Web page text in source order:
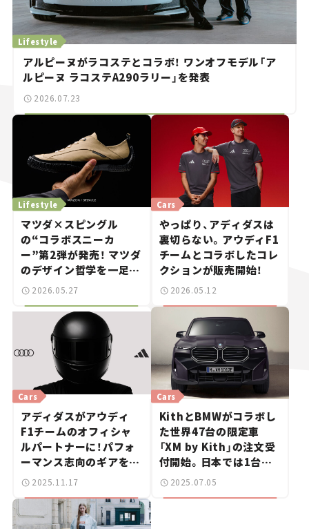
Lifestyle
アルピーヌがラコステとコラボ！ ワンオフモデル「ア
ルピーヌ ラコステA290ラリー」を発表
2026.07.23
Lifestyle
マツダ×スピングル
の“コラボスニーカ
ー”第2弾が発売！ マツダ
のデザイン哲学を一足に
凝縮2026.05.27
Cars
やっぱり、アディダスは
裏切らない。アウディF1
チームとコラボしたコレ
クションが販売開始！
2026.05.12
Cars
アディダスがアウディ
F1チームのオフィシャ
ルパートナーに！パフォ
ーマンス志向のギアを共
同開発
2025.11.17
Cars
KithとBMWがコラボし
た世界47台の限定車
「XM by Kith」の注文受
付開始。日本では1台の
み！ 【新車ニュース】
2025.07.05